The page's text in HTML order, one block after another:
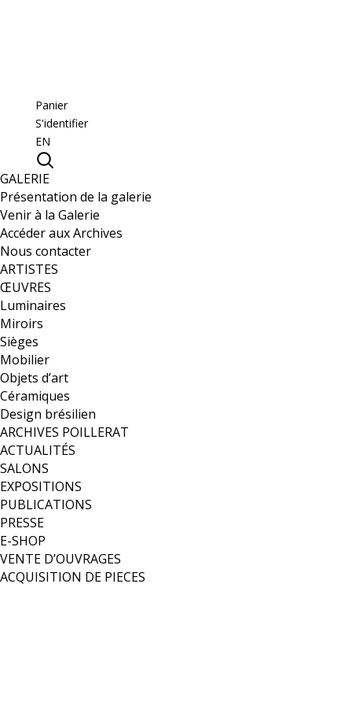
Panier
S'identifier
EN
GALERIE
Présentation de la galerie
Venir à la Galerie
Accéder aux Archives
Nous contacter
ARTISTES
ŒUVRES
Luminaires
Miroirs
Sièges
Mobilier
Objets d’art
Céramiques
Design brésilien
ARCHIVES POILLERAT
ACTUALITÉS
SALONS
EXPOSITIONS
PUBLICATIONS
PRESSE
E-SHOP
VENTE D’OUVRAGES
ACQUISITION DE PIECES